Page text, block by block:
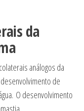
da
análogos da
de
O desenvolvimento